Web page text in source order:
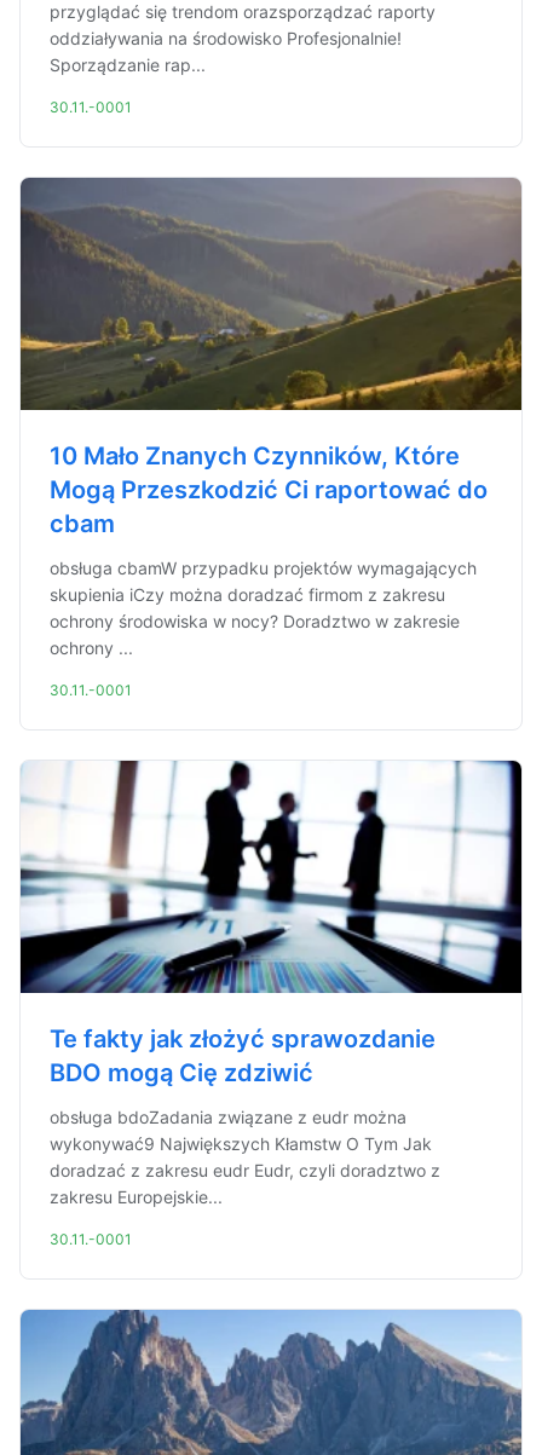
przyglądać się trendom orazsporządzać raporty
oddziaływania na środowisko Profesjonalnie!
Sporządzanie rap...
30.11.-0001
10 Mało Znanych Czynników, Które
Mogą Przeszkodzić Ci raportować do
cbam
obsługa cbamW przypadku projektów wymagających
skupienia iCzy można doradzać firmom z zakresu
ochrony środowiska w nocy? Doradztwo w zakresie
ochrony ...
30.11.-0001
Te fakty jak złożyć sprawozdanie
BDO mogą Cię zdziwić
obsługa bdoZadania związane z eudr można
wykonywać9 Największych Kłamstw O Tym Jak
doradzać z zakresu eudr Eudr, czyli doradztwo z
zakresu Europejskie...
30.11.-0001